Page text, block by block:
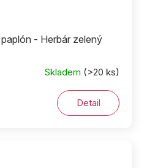
- Herbár zelený
Skladem (>20 ks)
Detail